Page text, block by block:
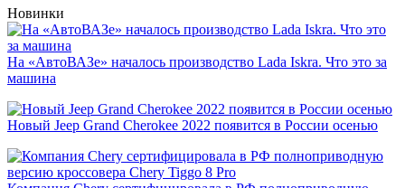
Новинки
На «АвтоВАЗе» началось производство Lada Iskra. Что это за
машина
Новый Jeep Grand Cherokee 2022 появится в России осенью